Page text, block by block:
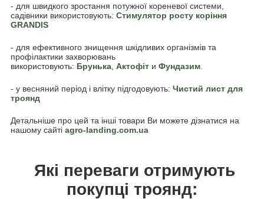
- для швидкого зростання потужної кореневої системи,
садівники використовують: Стимулятор росту коріння
GRANDIS
- для ефективного знищення шкідливих організмів та
профілактики захворювань
використовують: Брунька Актофіт и Фундазим
- у весняний період і влітку підгодовують: Чистий лист для
троянд
Детальніше про цей та інші товари Ви можете дізнатися на
нашому сайті agro-landing.com.ua
Які переваги отримують
покупці троянд: